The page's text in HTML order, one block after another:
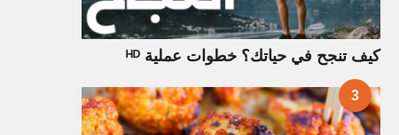
كيف تنجح في حياتك؟ خطوات عملية ᴴᴰ
3